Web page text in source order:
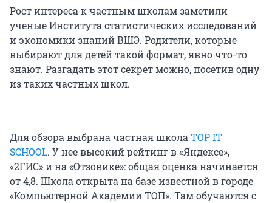
Рост интереса к частным школам заметили
ученые Института статистических исследований
и экономики знаний ВШЭ. Родители, которые
выбирают для детей такой формат, явно что-то
знают. Разгадать этот секрет можно, посетив одну
из таких частных школ.
Для обзора выбрана частная школа TOP IT
SCHOOL. У нее высокий рейтинг в «Яндексе»,
«2ГИС» и на «Отзовике»: общая оценка начинается
от 4,8. Школа открыта на базе известной в городе
«Компьютерной Академии ТОП». Там обучаются с